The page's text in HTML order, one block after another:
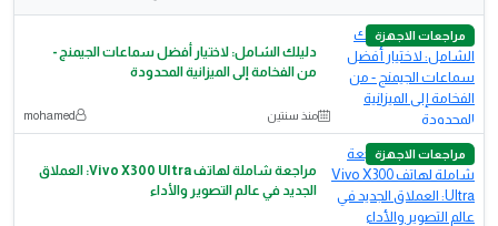
مراجعات الاجهزة
دليلك الشامل: لاختيار أفضل سماعات الجيمنج -
من الفخامة إلى الميزانية المحدودة
منذ سنتين mohamed
مراجعات الاجهزة
مراجعة شاملة لهاتف Vivo X300 Ultra: العملاق
الجديد في عالم التصوير والأداء